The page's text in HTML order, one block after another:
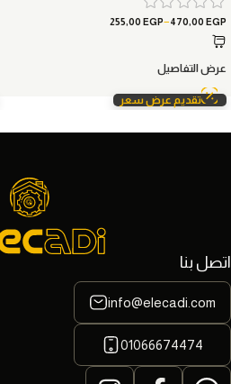
255,00 EGP–470,00 EGP
عرض التفاصيل
تقديم عرض سعر
اتصل بنا
info@elecadi.com
01066674474